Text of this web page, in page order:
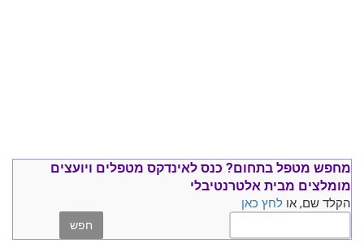
מחפש מטפל בתחום? כנס לאינדקס מטפלים ויועצים
מומלצים מבית אלטרנטיבלי
הקלד שם, או לחץ כאן